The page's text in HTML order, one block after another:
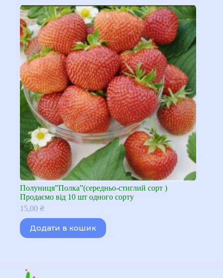
Полуниця”Полка”(середньо-стиглий сорт )
Продаємо від 10 шт одного сорту
15,00 ₴
Додати в кошик